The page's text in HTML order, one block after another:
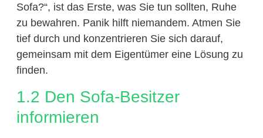
Sofa?“, ist das Erste, was Sie tun sollten, Ruhe
zu bewahren. Panik hilft niemandem. Atmen Sie
tief durch und konzentrieren Sie sich darauf,
gemeinsam mit dem Eigentümer eine Lösung zu
finden.
1.2 Den Sofa-Besitzer
informieren